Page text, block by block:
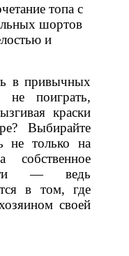
топа с
шортов
и
в привычных
поиграть,
краски
Выбирайте
не только на
— ведь
в том, где
своей